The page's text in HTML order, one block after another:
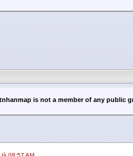
is not a member of any public